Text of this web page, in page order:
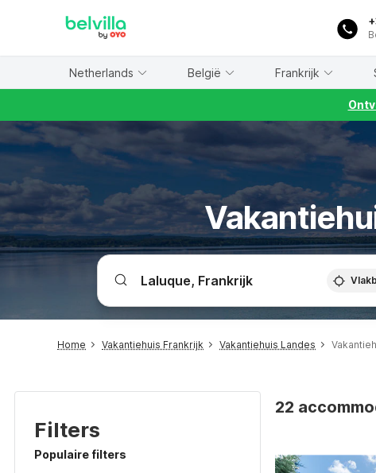
Netherlands België Frankrijk
Home Vakantiehuis Frankrijk Vakantiehuis Landes
Filters
Populaire filters
22